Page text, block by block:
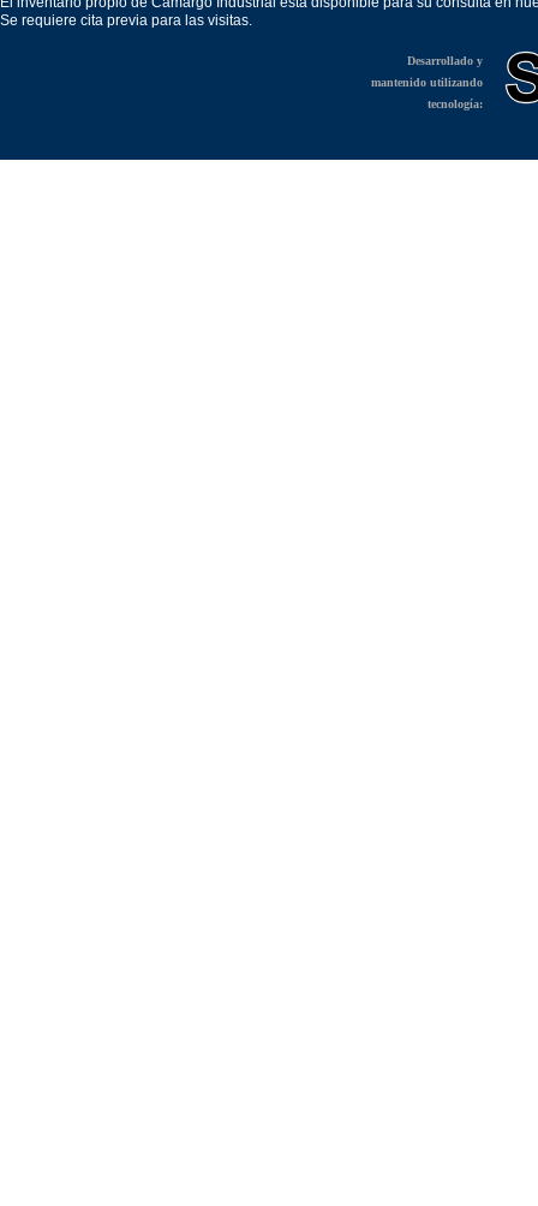
Se requiere cita previa para las visitas.
Desarrollado y
mantenido utilizando
tecnología: